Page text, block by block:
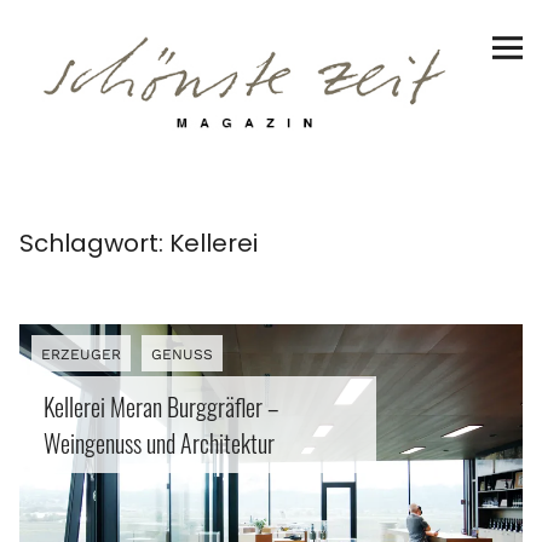
Reiseziele
Genuss
Erlebnisse
FacebookInstagram
PinterestBlueskyThreads
Schlagwort: Kellerei
ERZEUGER GENUSS
Kellerei Meran Burggräfler –
Weingenuss und Architektur